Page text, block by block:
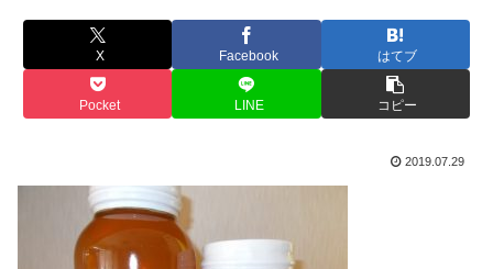
X Facebook はてブ
Pocket LINE コピー
2019.07.29